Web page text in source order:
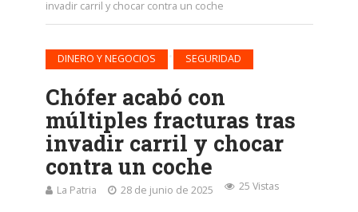
invadir carril y chocar contra un coche
DINERO Y NEGOCIOS SEGURIDAD
Chófer acabó con
múltiples fracturas tras
invadir carril y chocar
contra un coche
La Patria 28 de junio de 2025 25 Vistas